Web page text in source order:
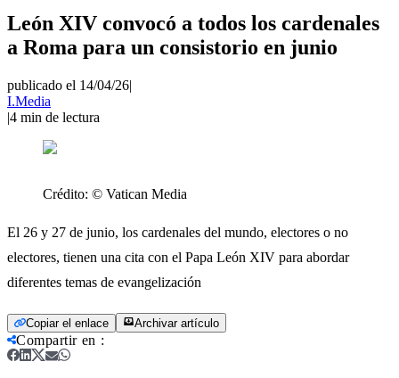
León XIV convocó a todos los cardenales
a Roma para un consistorio en junio
publicado el 14/04/26|
I.Media
|4 min de lectura
Crédito: © Vatican Media
El 26 y 27 de junio, los cardenales del mundo, electores o no
electores, tienen una cita con el Papa León XIV para abordar
diferentes temas de evangelización
Copiar el enlace Archivar artículo
Compartir en :